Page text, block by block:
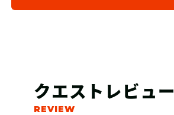
クエストレビュー